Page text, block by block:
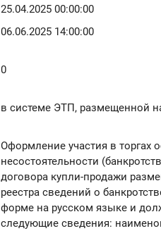
25.04.2025 00:00:00
06.06.2025 14:00:00
0
в системе ЭТП, размещенной
Оформление участия в торгах
несостоятельности
договора купли-продажи
реестра сведений о
форме на русском языке и
следующие сведения: